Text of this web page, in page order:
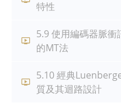
特性
5.9 使用編碼器脈衝
的MT法
5.10 經典
質及其迴路設計